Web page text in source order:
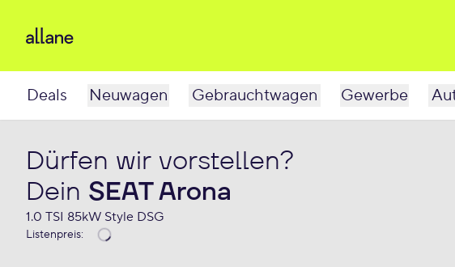
Deals Neuwagen Gebrauchtwagen Gewerbe
Dürfen wir vorstellen?
Dein SEAT Arona
1.0 TSI 85kW Style DSG
Listenpreis: